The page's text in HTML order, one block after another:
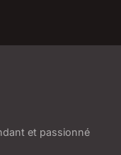
et passionné